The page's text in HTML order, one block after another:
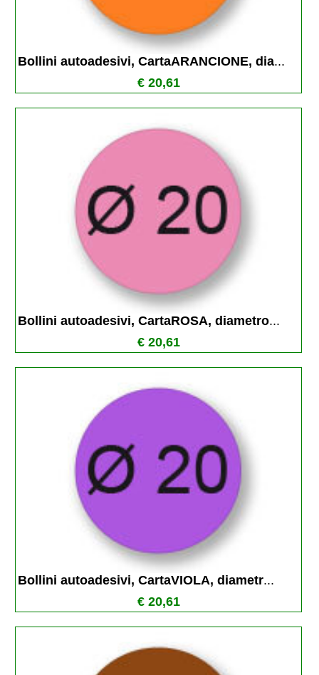
Bollini autoadesivi, CartaARANCIONE, dia...
€ 20,61
Bollini autoadesivi, CartaROSA, diametro...
€ 20,61
Bollini autoadesivi, CartaVIOLA, diametr...
€ 20,61